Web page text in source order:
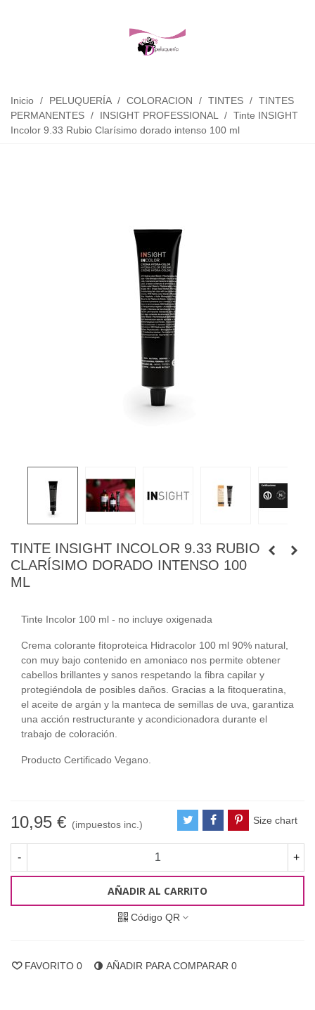
Inicio / PELUQUERÍA / COLORACION / TINTES / TINTES
PERMANENTES / INSIGHT PROFESSIONAL / Tinte INSIGHT
Incolor 9.33 Rubio Clarísimo dorado intenso 100 ml
TINTE INSIGHT INCOLOR 9.33 RUBIO
CLARÍSIMO DORADO INTENSO 100
ML
Tinte Incolor 100 ml - no incluye oxigenada
Crema colorante fitoproteica Hidracolor 100 ml 90% natural,
con muy bajo contenido en amoniaco nos permite obtener
cabellos brillantes y sanos respetando la fibra capilar y
protegiéndola de posibles daños. Gracias a la fitoqueratina,
el aceite de argán y la manteca de semillas de uva, garantiza
una acción restructurante y acondicionadora durante el
trabajo de coloración.
Producto Certificado Vegano.
10,95 € (impuestos inc.) Size chart
- +
AÑADIR AL CARRITO
Código QR
FAVORITO 0 AÑADIR PARA COMPARAR 0